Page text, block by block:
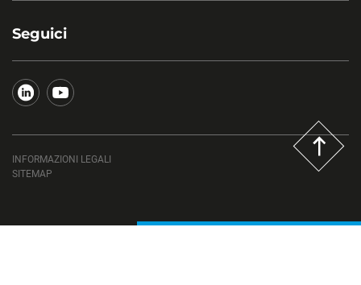
Seguici
INFORMAZIONI LEGALI
SITEMAP